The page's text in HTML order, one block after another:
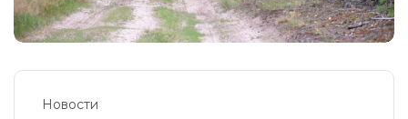
Новости